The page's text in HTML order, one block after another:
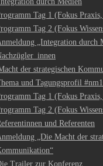
Tag 1 (Fokus
Tag 2 (Fokus
„Integration durch
der strategischen
und Tagungsprofil
Tag 1 (Fokus
Tag 2 (Fokus
und Referenten
„Die Macht der
Trailer zur Konferenz